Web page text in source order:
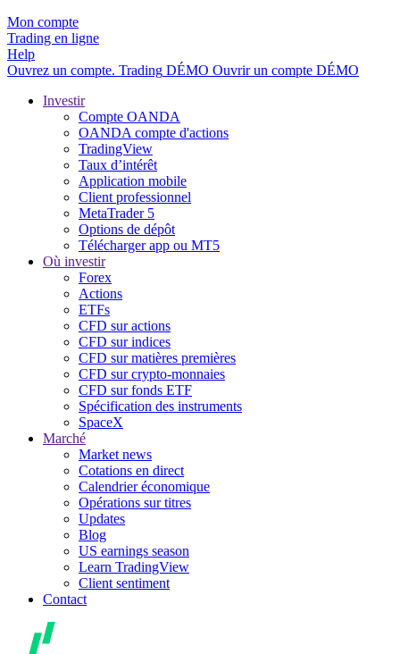
Mon compte
Trading en ligne
Help
Ouvrez un compte. Trading DÉMO Ouvrir un compte DÉMO
Investir
Compte OANDA
OANDA compte d'actions
TradingView
Taux d’intérêt
Application mobile
Client professionnel
MetaTrader 5
Options de dépôt
Télécharger app ou MT5
Où investir
Forex
Actions
ETFs
CFD sur actions
CFD sur indices
CFD sur matières premières
CFD sur crypto-monnaies
CFD sur fonds ETF
Spécification des instruments
SpaceX
Marché
Market news
Cotations en direct
Calendrier économique
Opérations sur titres
Updates
Blog
US earnings season
Learn TradingView
Client sentiment
Contact